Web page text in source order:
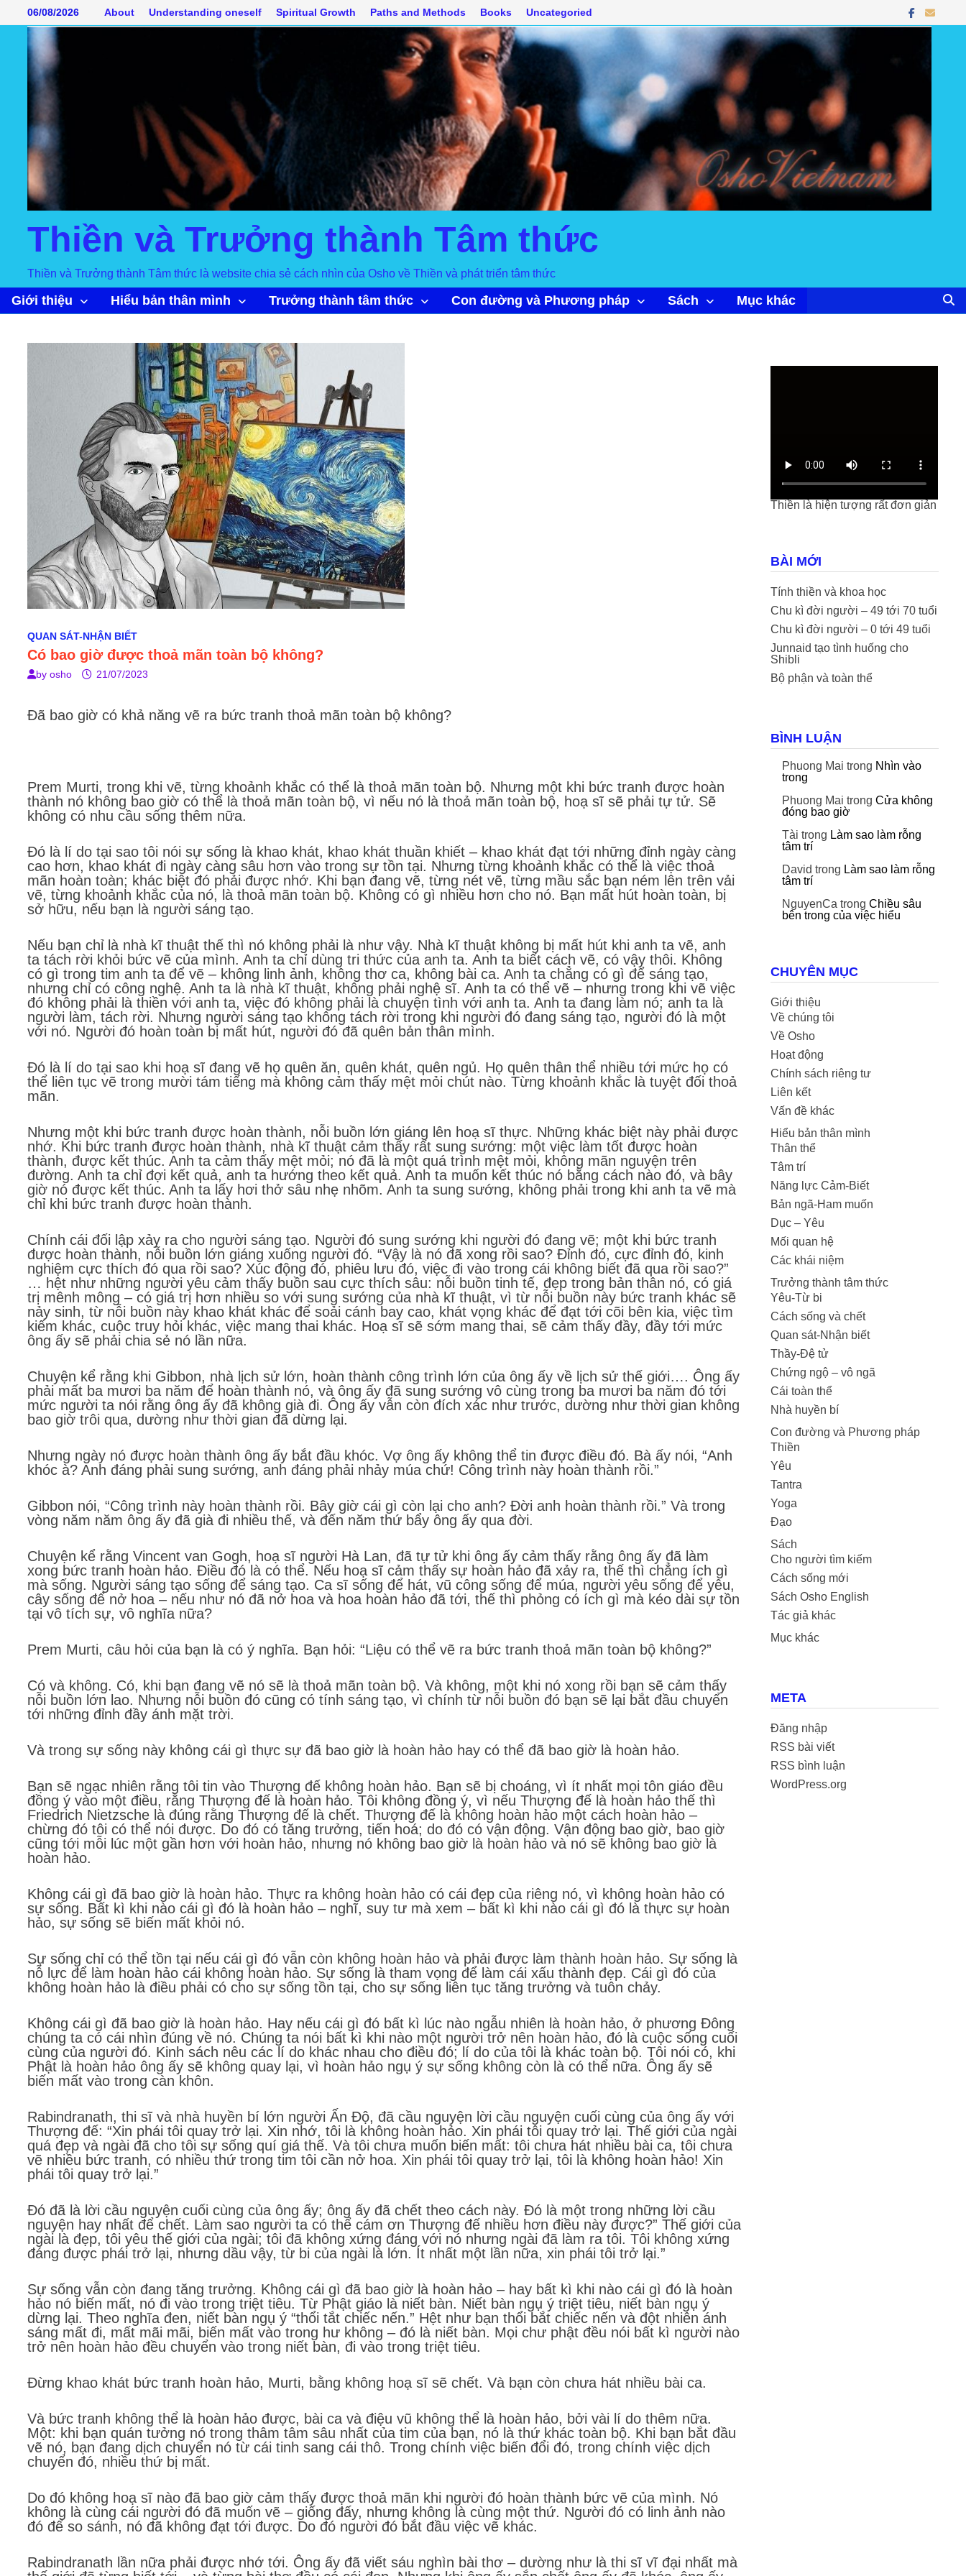
content
06/08/2026 About Understanding oneself Spiritual Growth Paths and Methods Books Uncategoried
Thiền và Trưởng thành Tâm thức
Thiền và Trưởng thành Tâm thức là website chia sẻ cách nhìn của Osho về Thiền và phát triển tâm thức
Giới thiệu Hiểu bản thân mình Trưởng thành tâm thức Con đường và Phương pháp Sách Mục khác
QUAN SÁT-NHẬN BIẾT
Có bao giờ được thoả mãn toàn bộ không?
byosho 21/07/2023
Đã bao giờ có khả năng vẽ ra bức tranh thoả mãn toàn bộ không?
Prem Murti, trong khi vẽ, từng khoảnh khắc có thể là thoả mãn toàn bộ. Nhưng một khi bức tranh được hoàn
thành nó không bao giờ có thể là thoả mãn toàn bộ, vì nếu nó là thoả mãn toàn bộ, hoạ sĩ sẽ phải tự tử. Sẽ
không có nhu cầu sống thêm nữa.
Đó là lí do tại sao tôi nói sự sống là khao khát, khao khát thuần khiết – khao khát đạt tới những đỉnh ngày càng
cao hơn, khao khát đi ngày càng sâu hơn vào trong sự tồn tại. Nhưng từng khoảnh khắc có thể là việc thoả
mãn hoàn toàn; khác biệt đó phải được nhớ. Khi bạn đang vẽ, từng nét vẽ, từng mầu sắc bạn ném lên trên vải
vẽ, từng khoảnh khắc của nó, là thoả mãn toàn bộ. Không có gì nhiều hơn cho nó. Bạn mất hút hoàn toàn, bị
sở hữu, nếu bạn là người sáng tạo.
Nếu bạn chỉ là nhà kĩ thuật thế thì nó không phải là như vậy. Nhà kĩ thuật không bị mất hút khi anh ta vẽ, anh
ta tách rời khỏi bức vẽ của mình. Anh ta chỉ dùng tri thức của anh ta. Anh ta biết cách vẽ, có vậy thôi. Không
có gì trong tim anh ta để vẽ – không linh ảnh, không thơ ca, không bài ca. Anh ta chẳng có gì để sáng tạo,
nhưng chỉ có công nghệ. Anh ta là nhà kĩ thuật, không phải nghệ sĩ. Anh ta có thể vẽ – nhưng trong khi vẽ việc
đó không phải là thiền với anh ta, việc đó không phải là chuyện tình với anh ta. Anh ta đang làm nó; anh ta là
người làm, tách rời. Nhưng người sáng tạo không tách rời trong khi người đó đang sáng tạo, người đó là một
với nó. Người đó hoàn toàn bị mất hút, người đó đã quên bản thân mình.
Đó là lí do tại sao khi hoạ sĩ đang vẽ họ quên ăn, quên khát, quên ngủ. Họ quên thân thể nhiều tới mức họ có
thể liên tục vẽ trong mười tám tiếng mà không cảm thấy mệt mỏi chút nào. Từng khoảnh khắc là tuyệt đối thoả
mãn.
Nhưng một khi bức tranh được hoàn thành, nỗi buồn lớn giáng lên hoạ sĩ thực. Những khác biệt này phải được
nhớ. Khi bức tranh được hoàn thành, nhà kĩ thuật cảm thấy rất sung sướng: một việc làm tốt được hoàn
thành, được kết thúc. Anh ta cảm thấy mệt mỏi; nó đã là một quá trình mệt mỏi, không mãn nguyện trên
đường. Anh ta chỉ đợi kết quả, anh ta hướng theo kết quả. Anh ta muốn kết thúc nó bằng cách nào đó, và bây
giờ nó được kết thúc. Anh ta lấy hơi thở sâu nhẹ nhõm. Anh ta sung sướng, không phải trong khi anh ta vẽ mà
chỉ khi bức tranh được hoàn thành.
Chính cái đối lập xảy ra cho người sáng tạo. Người đó sung sướng khi người đó đang vẽ; một khi bức tranh
được hoàn thành, nỗi buồn lớn giáng xuống người đó. “Vậy là nó đã xong rồi sao? Đỉnh đó, cực đỉnh đó, kinh
nghiệm cực thích đó qua rồi sao? Xúc động đó, phiêu lưu đó, việc đi vào trong cái không biết đã qua rồi sao?”
… hệt như những người yêu cảm thấy buồn sau cực thích sâu: nỗi buồn tinh tế, đẹp trong bản thân nó, có giá
trị mênh mông – có giá trị hơn nhiều so với sung sướng của nhà kĩ thuật, vì từ nỗi buồn này bức tranh khác sẽ
nảy sinh, từ nỗi buồn này khao khát khác để soải cánh bay cao, khát vọng khác để đạt tới cõi bên kia, việc tìm
kiếm khác, cuộc truy hỏi khác, việc mang thai khác. Hoạ sĩ sẽ sớm mang thai, sẽ cảm thấy đầy, đầy tới mức
ông ấy sẽ phải chia sẻ nó lần nữa.
Chuyện kể rằng khi Gibbon, nhà lịch sử lớn, hoàn thành công trình lớn của ông ấy về lịch sử thế giới…. Ông ấy
phải mất ba mươi ba năm để hoàn thành nó, và ông ấy đã sung sướng vô cùng trong ba mươi ba năm đó tới
mức người ta nói rằng ông ấy đã không già đi. Ông ấy vẫn còn đích xác như trước, dường như thời gian không
bao giờ trôi qua, dường như thời gian đã dừng lại.
Nhưng ngày nó được hoàn thành ông ấy bắt đầu khóc. Vợ ông ấy không thể tin được điều đó. Bà ấy nói, “Anh
khóc à? Anh đáng phải sung sướng, anh đáng phải nhảy múa chứ! Công trình này hoàn thành rồi.”
Gibbon nói, “Công trình này hoàn thành rồi. Bây giờ cái gì còn lại cho anh? Đời anh hoàn thành rồi.” Và trong
vòng năm năm ông ấy đã già đi nhiều thế, và đến năm thứ bẩy ông ấy qua đời.
Chuyện kể rằng Vincent van Gogh, hoạ sĩ người Hà Lan, đã tự tử khi ông ấy cảm thấy rằng ông ấy đã làm
xong bức tranh hoàn hảo. Điều đó là có thể. Nếu hoạ sĩ cảm thấy sự hoàn hảo đã xảy ra, thế thì chẳng ích gì
mà sống. Người sáng tạo sống để sáng tạo. Ca sĩ sống để hát, vũ công sống để múa, người yêu sống để yêu,
cây sống để nở hoa – nếu như nó đã nở hoa và hoa hoàn hảo đã tới, thế thì phỏng có ích gì mà kéo dài sự tồn
tại vô tích sự, vô nghĩa nữa?
Prem Murti, câu hỏi của bạn là có ý nghĩa. Bạn hỏi: “Liệu có thể vẽ ra bức tranh thoả mãn toàn bộ không?”
Có và không. Có, khi bạn đang vẽ nó sẽ là thoả mãn toàn bộ. Và không, một khi nó xong rồi bạn sẽ cảm thấy
nỗi buồn lớn lao. Nhưng nỗi buồn đó cũng có tính sáng tạo, vì chính từ nỗi buồn đó bạn sẽ lại bắt đầu chuyển
tới những đỉnh đầy ánh mặt trời.
Và trong sự sống này không cái gì thực sự đã bao giờ là hoàn hảo hay có thể đã bao giờ là hoàn hảo.
Bạn sẽ ngạc nhiên rằng tôi tin vào Thượng đế không hoàn hảo. Bạn sẽ bị choáng, vì ít nhất mọi tôn giáo đều
đồng ý vào một điều, rằng Thượng đế là hoàn hảo. Tôi không đồng ý, vì nếu Thượng đế là hoàn hảo thế thì
Friedrich Nietzsche là đúng rằng Thượng đế là chết. Thượng đế là không hoàn hảo một cách hoàn hảo –
chừng đó tôi có thể nói được. Do đó có tăng trưởng, tiến hoá; do đó có vận động. Vận động bao giờ, bao giờ
cũng tới mỗi lúc một gần hơn với hoàn hảo, nhưng nó không bao giờ là hoàn hảo và nó sẽ không bao giờ là
hoàn hảo.
Không cái gì đã bao giờ là hoàn hảo. Thực ra không hoàn hảo có cái đẹp của riêng nó, vì không hoàn hảo có
sự sống. Bất kì khi nào cái gì đó là hoàn hảo – nghĩ, suy tư mà xem – bất kì khi nào cái gì đó là thực sự hoàn
hảo, sự sống sẽ biến mất khỏi nó.
Sự sống chỉ có thể tồn tại nếu cái gì đó vẫn còn không hoàn hảo và phải được làm thành hoàn hảo. Sự sống là
nỗ lực để làm hoàn hảo cái không hoàn hảo. Sự sống là tham vọng để làm cái xấu thành đẹp. Cái gì đó của
không hoàn hảo là điều phải có cho sự sống tồn tại, cho sự sống liên tục tăng trưởng và tuôn chảy.
Không cái gì đã bao giờ là hoàn hảo. Hay nếu cái gì đó bất kì lúc nào ngẫu nhiên là hoàn hảo, ở phương Đông
chúng ta có cái nhìn đúng về nó. Chúng ta nói bất kì khi nào một người trở nên hoàn hảo, đó là cuộc sống cuối
cùng của người đó. Kinh sách nêu các lí do khác nhau cho điều đó; lí do của tôi là khác toàn bộ. Tôi nói có, khi
Phật là hoàn hảo ông ấy sẽ không quay lại, vì hoàn hảo ngụ ý sự sống không còn là có thể nữa. Ông ấy sẽ
biến mất vào trong càn khôn.
Rabindranath, thi sĩ và nhà huyền bí lớn người Ấn Độ, đã cầu nguyện lời cầu nguyện cuối cùng của ông ấy với
Thượng đế: “Xin phái tôi quay trở lại. Xin nhớ, tôi là không hoàn hảo. Xin phái tôi quay trở lại. Thế giới của ngài
quá đẹp và ngài đã cho tôi sự sống quí giá thế. Và tôi chưa muốn biến mất: tôi chưa hát nhiều bài ca, tôi chưa
vẽ nhiều bức tranh, có nhiều thứ trong tim tôi cần nở hoa. Xin phái tôi quay trở lại, tôi là không hoàn hảo! Xin
phái tôi quay trở lại.”
Đó đã là lời cầu nguyện cuối cùng của ông ấy; ông ấy đã chết theo cách này. Đó là một trong những lời cầu
nguyện hay nhất để chết. Làm sao người ta có thể cám ơn Thượng đế nhiều hơn điều này được?” Thế giới của
ngài là đẹp, tôi yêu thế giới của ngài; tôi đã không xứng đáng với nó nhưng ngài đã làm ra tôi. Tôi không xứng
đáng được phái trở lại, nhưng dầu vậy, từ bi của ngài là lớn. Ít nhất một lần nữa, xin phái tôi trở lại.”
Sự sống vẫn còn đang tăng trưởng. Không cái gì đã bao giờ là hoàn hảo – hay bất kì khi nào cái gì đó là hoàn
hảo nó biến mất, nó đi vào trong triệt tiêu. Từ Phật giáo là niết bàn. Niết bàn ngụ ý triệt tiêu, niết bàn ngụ ý
dừng lại. Theo nghĩa đen, niết bàn ngụ ý “thổi tắt chiếc nến.” Hệt như bạn thổi bắt chiếc nến và đột nhiên ánh
sáng mất đi, mất mãi mãi, biến mất vào trong hư không – đó là niết bàn. Mọi chư phật đều nói bất kì người nào
trở nên hoàn hảo đều chuyển vào trong niết bàn, đi vào trong triệt tiêu.
Đừng khao khát bức tranh hoàn hảo, Murti, bằng không hoạ sĩ sẽ chết. Và bạn còn chưa hát nhiều bài ca.
Và bức tranh không thể là hoàn hảo được, bài ca và điệu vũ không thể là hoàn hảo, bởi vài lí do thêm nữa.
Một: khi bạn quán tưởng nó trong thâm tâm sâu nhất của tim của bạn, nó là thứ khác toàn bộ. Khi bạn bắt đầu
vẽ nó, bạn đang dịch chuyển nó từ cái tinh sang cái thô. Trong chính việc biến đổi đó, trong chính việc dịch
chuyển đó, nhiều thứ bị mất.
Do đó không hoạ sĩ nào đã bao giờ cảm thấy được thoả mãn khi người đó hoàn thành bức vẽ của mình. Nó
không là cùng cái người đó đã muốn vẽ – giống đấy, nhưng không là cùng một thứ. Người đó có linh ảnh nào
đó để so sánh, nó đã không đạt tới được. Do đó người đó bắt đầu việc vẽ khác.
Rabindranath lần nữa phải được nhớ tới. Ông ấy đã viết sáu nghìn bài thơ – dường như là thi sĩ vĩ đại nhất mà
Thiền là hiện tượng rất đơn giản
BÀI MỚI
Tính thiền và khoa học
Chu kì đời người – 49 tới 70 tuổi
Chu kì đời người – 0 tới 49 tuổi
Junnaid tạo tình huống cho
Shibli
Bộ phận và toàn thể
BÌNH LUẬN
Phuong Mai trong Nhìn vào
trong
Phuong Mai trongCửa không
đóng bao giờ
Tài trong Làm sao làm rỗng
tâm trí
David trong Làm sao làm rỗng
tâm trí
NguyenCa trongChiều sâu
bên trong của việc hiểu
CHUYÊN MỤC
Giới thiệu
Về chúng tôi
Về Osho
Hoạt động
Chính sách riêng tư
Liên kết
Vấn đề khác
Hiểu bản thân mình
Thân thể
Tâm trí
Năng lực Cảm-Biết
Bản ngã-Ham muốn
Dục – Yêu
Mối quan hệ
Các khái niệm
Trưởng thành tâm thức
Yêu-Từ bi
Cách sống và chết
Quan sát-Nhận biết
Thầy-Đệ tử
Chứng ngộ – vô ngã
Cái toàn thể
Nhà huyền bí
Con đường và Phương pháp
Thiền
Yêu
Tantra
Yoga
Đạo
Sách
Cho người tìm kiếm
Cách sống mới
Sách Osho English
Tác giả khác
Mục khác
META
Đăng nhập
RSS bài viết
RSS bình luận
WordPress.org